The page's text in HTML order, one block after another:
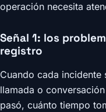
operación necesita
Señal 1: los
registro
Cuando cada incidente
llamada o
pasó, cuánto tiempo